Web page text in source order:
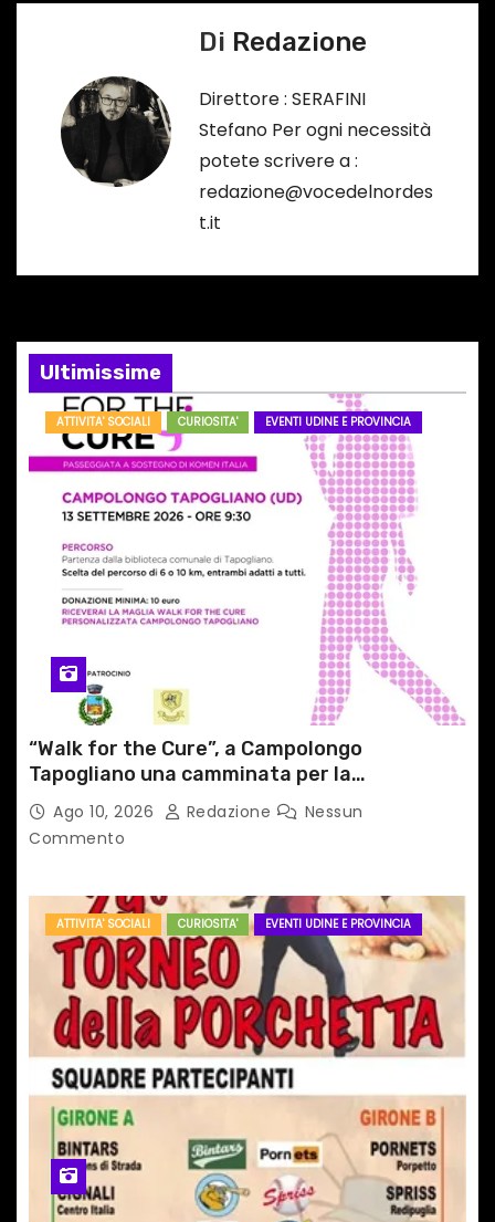
e
a
r
Di Redazione
Direttore : SERAFINI
Stefano Per ogni necessità
potete scrivere a :
redazione@vocedelnordes
t.it
Ultimissime
ATTIVITA' SOCIALI CURIOSITA' EVENTI UDINE E PROVINCIA
“Walk for the Cure”, a Campolongo
Tapogliano una camminata per la
prevenzione dei tumori del seno
Ago 10, 2026 Redazione
Nessun
Commento
ATTIVITA' SOCIALI CURIOSITA' EVENTI UDINE E PROVINCIA